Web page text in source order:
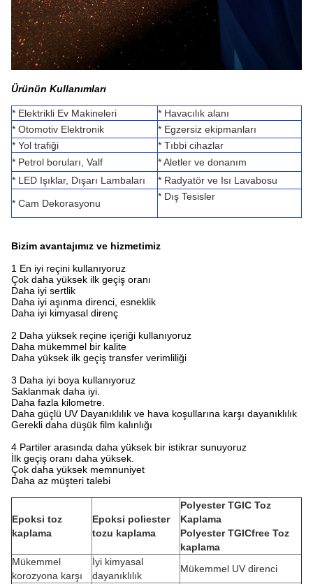
Ürünün Kullanımları
* Elektrikli Ev Makineleri
* Havacılık alanı
* Otomotiv Elektronik
* Egzersiz ekipmanları
* Yol trafiği
* Tıbbi cihazlar
* Petrol boruları, Valf
* Aletler ve donanım
* LED Işıklar, Dışarı Lambaları
* Radyatör ve Isı Lavabosu
* Cam Dekorasyonu
* Dış Tesisler
Bizim avantajımız ve hizmetimiz
1 En iyi reçini kullanıyoruz
Çok daha yüksek ilk geçiş oranı
Daha iyi sertlik
Daha iyi aşınma direnci, esneklik
Daha iyi kimyasal direnç
2 Daha yüksek reçine içeriği kullanıyoruz
Daha mükemmel bir kalite
Daha yüksek ilk geçiş transfer verimliliği
3 Daha iyi boya kullanıyoruz
Saklanmak daha iyi.
Daha fazla kilometre.
Daha güçlü UV Dayanıklılık ve hava koşullarına karşı dayanıklılık
Gerekli daha düşük film kalınlığı
4 Partiler arasında daha yüksek bir istikrar sunuyoruz
İlk geçiş oranı daha yüksek.
Çok daha yüksek memnuniyet
Daha az müşteri talebi
Epoksi toz
kaplama
Epoksi poliester
tozu kaplama
Polyester TGIC Toz
Kaplama
Polyester TGICfree Toz
kaplama
Mükemmel
korozyona karşı
İyi kimyasal
dayanıklılık
Mükemmel UV direnci